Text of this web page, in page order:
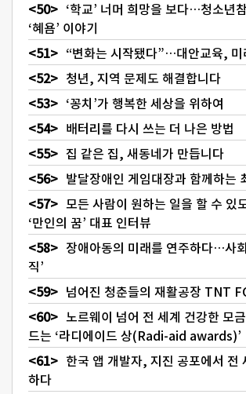
‘학교’ 너머 희망을 보다…청소년
‘혜욤’ 이야기
“변화는 시작됐다”…대안교육, 미
청년, 지역 문제도 해결합니다
‘꽁치’가 행복한 세상을 위하여
배터리를 다시 쓰는 더 나은 방법
집 같은 집, 새동네가 만듭니다
발달장애인 게임대장과 함께하는
모든 사람이 원하는 일을 할 수 있
‘만인의 꿈’ 대표 인터뷰
장애아동의 미래를 연주하다…사
직’
넘어진 청춘들의 재활공장 TNT
노르웨이 넘어 전 세계 건강한 모
드는 ‘라디에이드 상(Radi-aid awards)’
한국 앱 개발자, 지진 공포에서 전
하다